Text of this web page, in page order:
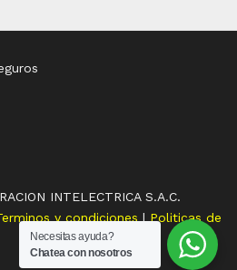
INTELECTRICA S.A.C.
y condiciones | Politicas de
Necesitas ayuda?
Chatea con nosotros